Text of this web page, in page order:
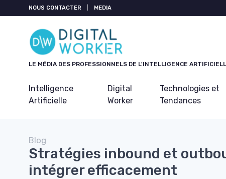
NOUS CONTACTER MEDIA
LE MÉDIA DES PROFESSIONNELS DE L'INTELLIGENCE
Intelligence
Artificielle
Digital
Worker
Technologies et
Tendances
Blog
Stratégies inbound et
intégrer efficacement
Panneau de gestion des cookies